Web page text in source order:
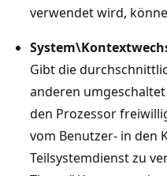
verwendet wird,
Gibt die
anderen
den Prozessor
vom Benutzer- in den
Teilsystemdienst zu